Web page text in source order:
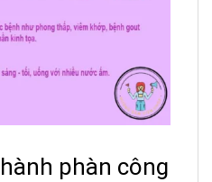
phàn công